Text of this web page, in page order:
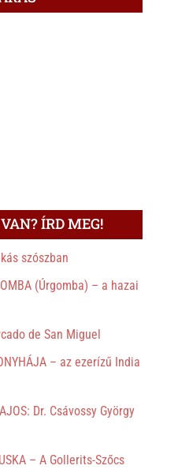
ÍRD MEG!
szószban
(Úrgomba) – a hazai
de San Miguel
– az ezerízű India
Dr. Csávossy György
– A Gollerits-Szőcs